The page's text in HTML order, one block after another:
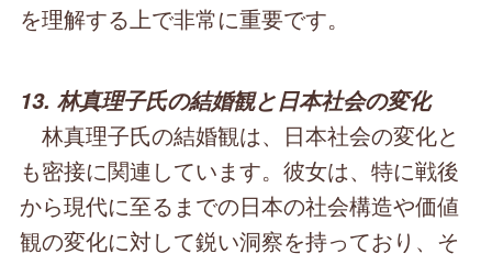
を理解する上で非常に重要です。
13. 林真理子氏の結婚観と日本社会の変化
林真理子氏の結婚観は、日本社会の変化と
も密接に関連しています。彼女は、特に戦後
から現代に至るまでの日本の社会構造や価値
観の変化に対して鋭い洞察を持っており、そ